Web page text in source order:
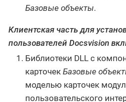
Базовые объекты.
Клиентская часть для
пользователей Docsvision
Библиотеки DLL с
карточек Базовые
моделью карточек
пользовательского